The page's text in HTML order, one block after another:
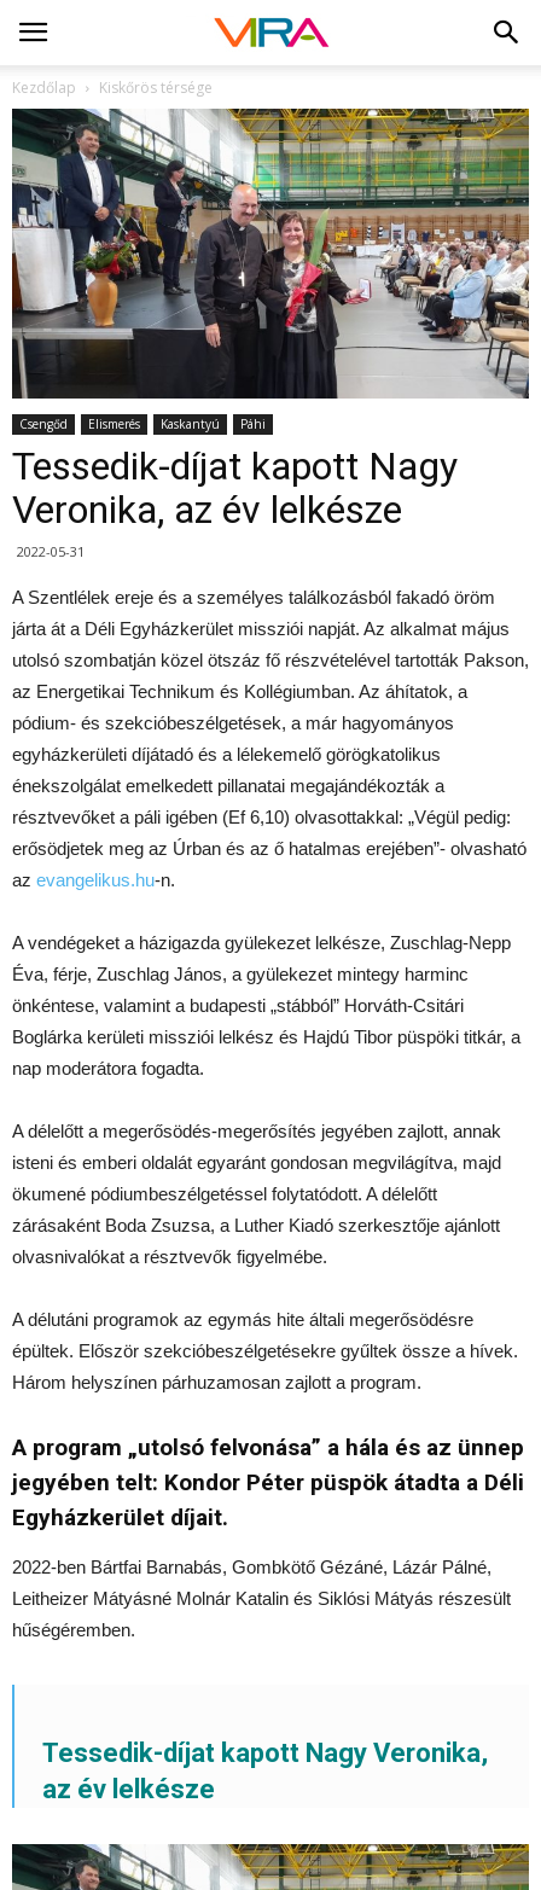
Kezdőlap Kiskőrös térsége
Csengőd Elismerés Kaskantyú Páhi
Tessedik-díjat kapott Nagy
Veronika, az év lelkésze
2022-05-31
A Szentlélek ereje és a személyes találkozásból fakadó öröm
járta át a Déli Egyházkerület missziói napját. Az alkalmat május
utolsó szombatján közel ötszáz fő részvételével tartották Pakson,
az Energetikai Technikum és Kollégiumban. Az áhítatok, a
pódium- és szekcióbeszélgetések, a már hagyományos
egyházkerületi díjátadó és a lélekemelő görögkatolikus
énekszolgálat emelkedett pillanatai megajándékozták a
résztvevőket a páli igében (Ef 6,10) olvasottakkal: „Végül pedig:
erősödjetek meg az Úrban és az ő hatalmas erejében”- olvasható
az evangelikus.hu-n.
A vendégeket a házigazda gyülekezet lelkésze, Zuschlag-Nepp
Éva, férje, Zuschlag János, a gyülekezet mintegy harminc
önkéntese, valamint a budapesti „stábból” Horváth-Csitári
Boglárka kerületi missziói lelkész és Hajdú Tibor püspöki titkár, a
nap moderátora fogadta.
A délelőtt a megerősödés-megerősítés jegyében zajlott, annak
isteni és emberi oldalát egyaránt gondosan megvilágítva, majd
ökumené pódiumbeszélgetéssel folytatódott. A délelőtt
zárásaként Boda Zsuzsa, a Luther Kiadó szerkesztője ajánlott
olvasnivalókat a résztvevők figyelmébe.
A délutáni programok az egymás hite általi megerősödésre
épültek. Először szekcióbeszélgetésekre gyűltek össze a hívek.
Három helyszínen párhuzamosan zajlott a program.
A program „utolsó felvonása” a hála és az ünnep
jegyében telt: Kondor Péter püspök átadta a Déli
Egyházkerület díjait.
2022-ben Bártfai Barnabás, Gombkötő Gézáné, Lázár Pálné,
Leitheizer Mátyásné Molnár Katalin és Siklósi Mátyás részesült
hűségéremben.
Tessedik-díjat kapott Nagy Veronika,
az év lelkésze